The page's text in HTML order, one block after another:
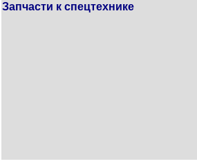
Запчасти к спецтехнике